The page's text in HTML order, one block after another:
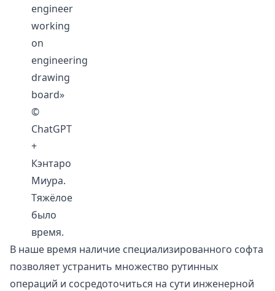
engineer
working
on
engineering
drawing
board»
©
ChatGPT
+
Кэнтаро
Миура.
Тяжёлое
было
время.
В наше время наличие специализированного софта
позволяет устранить множество рутинных
операций и сосредоточиться на сути инженерной